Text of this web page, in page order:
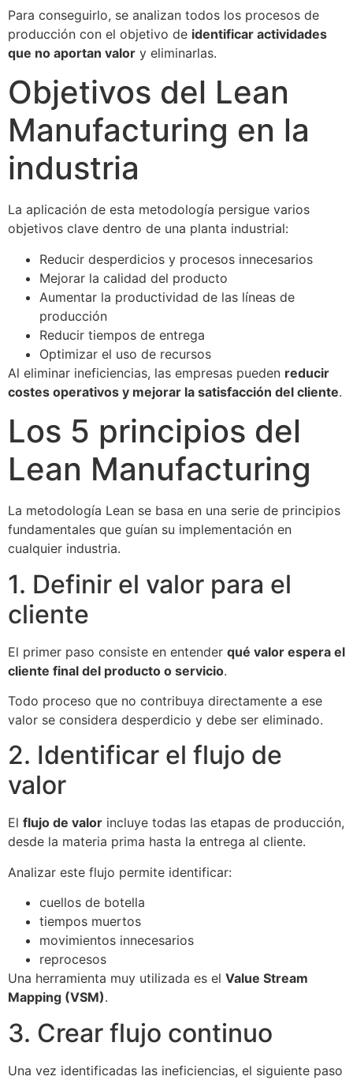
Para conseguirlo, se analizan todos los procesos de
producción con el objetivo de identificar actividades
que no aportan valor y eliminarlas.
Objetivos del Lean
Manufacturing en la
industria
La aplicación de esta metodología persigue varios
objetivos clave dentro de una planta industrial:
Reducir desperdicios y procesos innecesarios
Mejorar la calidad del producto
Aumentar la productividad de las líneas de
producción
Reducir tiempos de entrega
Optimizar el uso de recursos
Al eliminar ineficiencias, las empresas pueden reducir
costes operativos y mejorar la satisfacción del cliente.
Los 5 principios del
Lean Manufacturing
La metodología Lean se basa en una serie de principios
fundamentales que guían su implementación en
cualquier industria.
1. Definir el valor para el
cliente
El primer paso consiste en entender qué valor espera el
cliente final del producto o servicio.
Todo proceso que no contribuya directamente a ese
valor se considera desperdicio y debe ser eliminado.
2. Identificar el flujo de
valor
El flujo de valor incluye todas las etapas de producción,
desde la materia prima hasta la entrega al cliente.
Analizar este flujo permite identificar:
cuellos de botella
tiempos muertos
movimientos innecesarios
reprocesos
Una herramienta muy utilizada es el Value Stream
Mapping (VSM).
3. Crear flujo continuo
Una vez identificadas las ineficiencias, el siguiente paso